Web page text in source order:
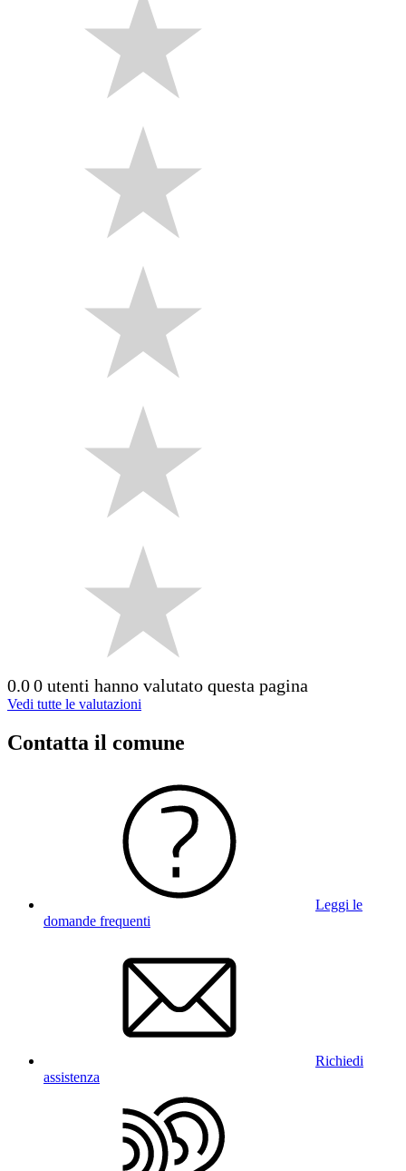
0.00 utenti hanno valutato questa pagina
Vedi tutte le valutazioni
Contatta il comune
Leggi le
domande frequenti
Richiedi
assistenza